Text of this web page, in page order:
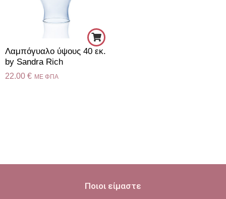
Λαμπόγυαλο ύψους 40 εκ.
by Sandra Rich
22.00 € ME ΦΠΑ
Ποιοι είμαστε